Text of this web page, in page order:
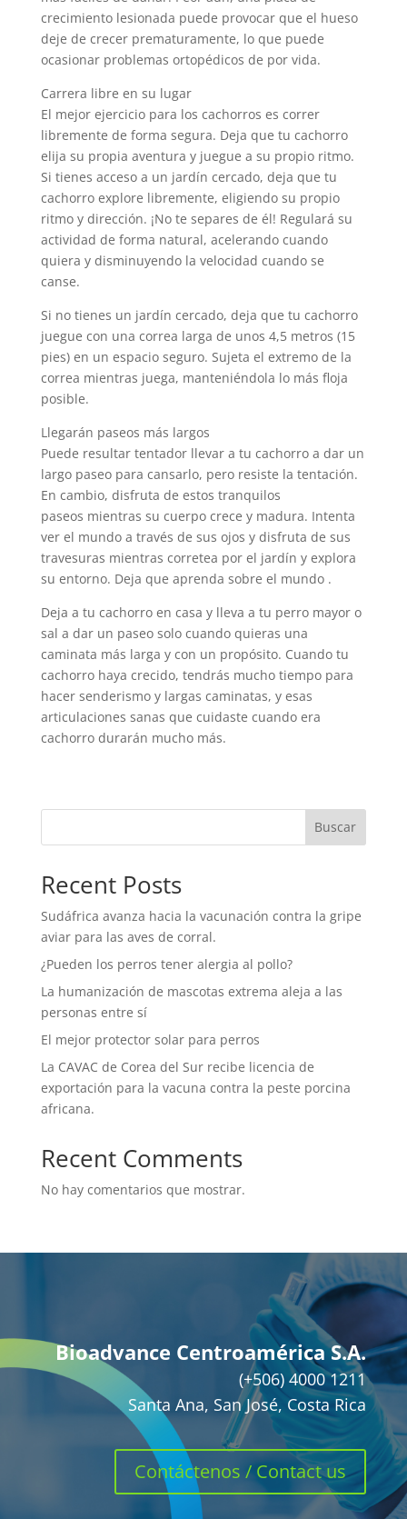
crecimiento lesionada puede provocar que el hueso
deje de crecer prematuramente, lo que puede
ocasionar problemas ortopédicos de por vida.
Carrera libre en su lugar
El mejor ejercicio para los cachorros es correr
libremente de forma segura. Deja que tu cachorro
elija su propia aventura y juegue a su propio ritmo.
Si tienes acceso a un jardín cercado, deja que tu
cachorro explore libremente, eligiendo su propio
ritmo y dirección. ¡No te separes de él! Regulará su
actividad de forma natural, acelerando cuando
quiera y disminuyendo la velocidad cuando se
canse.
Si no tienes un jardín cercado, deja que tu cachorro
juegue con una correa larga de unos 4,5 metros (15
pies) en un espacio seguro. Sujeta el extremo de la
correa mientras juega, manteniéndola lo más floja
posible.
Llegarán paseos más largos
Puede resultar tentador llevar a tu cachorro a dar un
largo paseo para cansarlo, pero resiste la tentación.
En cambio, disfruta de estos tranquilos
paseos mientras su cuerpo crece y madura. Intenta
ver el mundo a través de sus ojos y disfruta de sus
travesuras mientras corretea por el jardín y explora
su entorno. Deja que aprenda sobre el mundo .
Deja a tu cachorro en casa y lleva a tu perro mayor o
sal a dar un paseo solo cuando quieras una
caminata más larga y con un propósito. Cuando tu
cachorro haya crecido, tendrás mucho tiempo para
hacer senderismo y largas caminatas, y esas
articulaciones sanas que cuidaste cuando era
cachorro durarán mucho más.
Buscar
Recent Posts
Sudáfrica avanza hacia la vacunación contra la gripe
aviar para las aves de corral.
¿Pueden los perros tener alergia al pollo?
La humanización de mascotas extrema aleja a las
personas entre sí
El mejor protector solar para perros
La CAVAC de Corea del Sur recibe licencia de
exportación para la vacuna contra la peste porcina
africana.
Recent Comments
No hay comentarios que mostrar.
Bioadvance Centroamérica S.A.
(+506) 4000 1211
Santa Ana, San José, Costa Rica
Contáctenos / Contact us